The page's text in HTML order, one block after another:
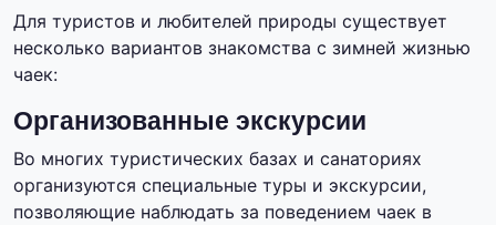
Для туристов и любителей природы существует
несколько вариантов знакомства с зимней жизнью
чаек:
Организованные экскурсии
Во многих туристических базах и санаториях
организуются специальные туры и экскурсии,
позволяющие наблюдать за поведением чаек в